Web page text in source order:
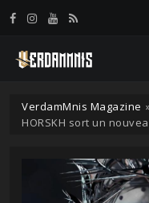
VerdamMnis Magazine
HORSKH sort un
Panneau de gestion des